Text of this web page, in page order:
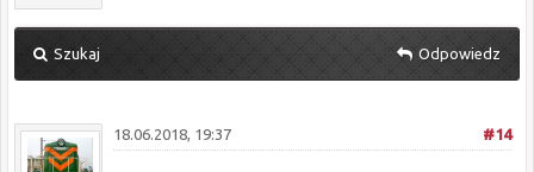
Szukaj Odpowiedz
#14
18.06.2018, 19:37